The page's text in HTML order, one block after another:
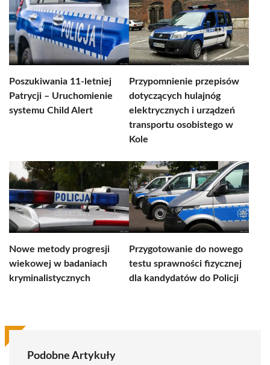
Poszukiwania 11-letniej
Patrycji – Uruchomienie
systemu Child Alert
Przypomnienie przepisów
dotyczących hulajnóg
elektrycznych i urządzeń
transportu osobistego w
Kole
Nowe metody progresji
wiekowej w badaniach
kryminalistycznych
Przygotowanie do nowego
testu sprawności fizycznej
dla kandydatów do Policji
Podobne Artykuły